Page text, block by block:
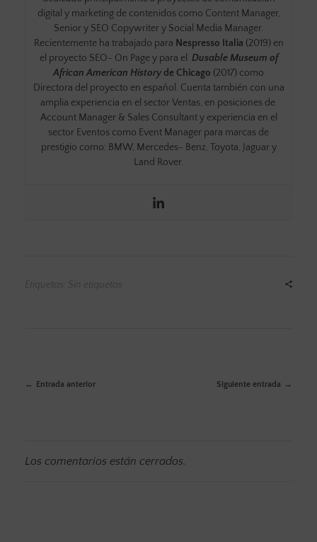
digital y marketing de contenidos como Content Manager,
Senior y SEO Copywriter y Social Media Manager.
Recientemente ha trabajado para Nespresso Italia (2019) en
el proyecto SEO- On Page y para el Dusable Museum of
African American History de Chicago (2017) como
Directora del proyecto en español. Cuenta también con una
amplia experiencia en el sector Ventas, en posiciones de
Account Manager & Sales Consultant y experiencia en el
sector Eventos como Event Manager para marcas de
prestigio como: BMW, Mercedes- Benz, Toyota, Jaguar y
Land Rover.
Etiquetas: Sin etiquetas
Entrada anterior Siguiente entrada
Los comentarios están cerrados.